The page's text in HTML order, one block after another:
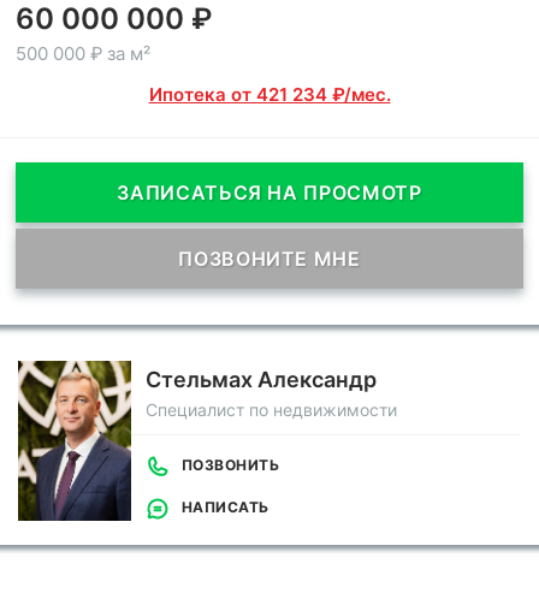
60 000 000 ₽
500 000 ₽ за м²
Ипотека от 421 234 ₽/мес.
ЗАПИСАТЬСЯ НА ПРОСМОТР
ПОЗВОНИТЕ МНЕ
Стельмах Александр
Специалист по недвижимости
ПОЗВОНИТЬ
НАПИСАТЬ